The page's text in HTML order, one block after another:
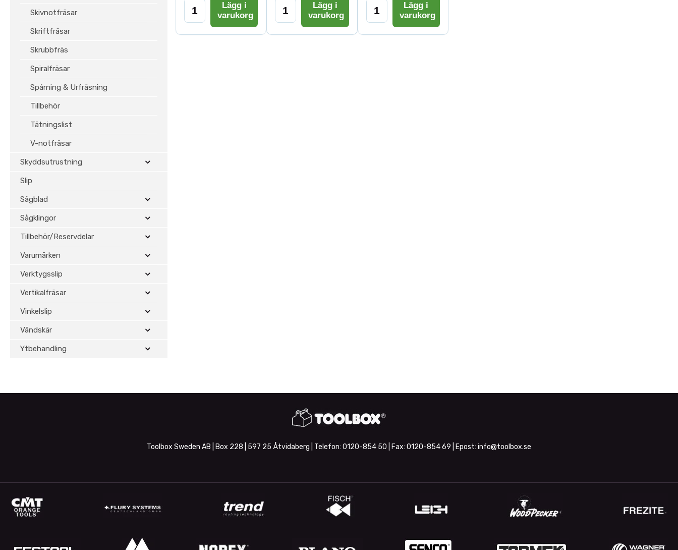
Skivnotfräsar
Skriftfräsar
Skrubbfräs
Spiralfräsar
Spårning & Urfräsning
Tillbehör
Tätningslist
V-notfräsar
Skyddsutrustning
Slip
Sågblad
Sågklingor
Tillbehör/Reservdelar
Varumärken
Verktygsslip
Vertikalfräsar
Vinkelslip
Vändskär
Ytbehandling
Lägg i
varukorg
Lägg i
varukorg
Lägg i
varukorg
Toolbox Sweden AB | Box 228 | 597 25 Åtvidaberg | Telefon: 0120-854 50 | Fax: 0120-854 69 | Epost: info@toolbox.se